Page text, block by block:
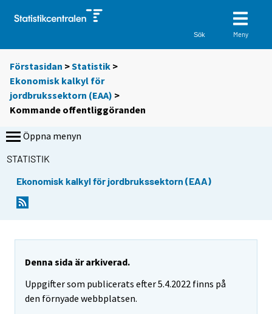
Sök Meny
Förstasidan >Statistik >
Ekonomisk kalkyl för
jordbrukssektorn (EAA) >
Kommande offentliggöranden
Öppna menyn
STATISTIK
Ekonomisk kalkyl för jordbrukssektorn (EAA)
Denna sida är arkiverad.
Uppgifter som publicerats efter 5.4.2022 finns på
den förnyade webbplatsen.